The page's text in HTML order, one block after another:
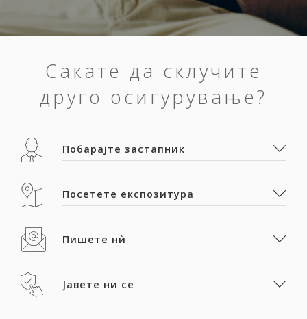
Сакате да склучите
друго осигурување?
Побарајте застапник
Посетете експозитура
Пишете нѝ
Јавете ни се